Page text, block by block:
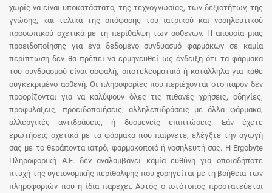
χωρίς να είναι υποκατάστατο, της τεχνογνωσίας, των δεξιοτήτων, της
γνώσης, και τελικά της απόφασης του ιατρικού και νοσηλευτικού
προσωπικού σχετικά με τη περίθαλψη των ασθενών. Η απουσία μιας
προειδοποίησης για ένα δεδομένο συνδυασμό φαρμάκων σε καμία
περίπτωση δεν θα πρέπει να ερμηνευθεί ως ένδειξη ότι τα φάρμακα
του συνδυασμού είναι ασφαλή, αποτελεσματικά ή κατάλληλα για κάθε
συγκεκριμένο ασθενή. Οι πληροφορίες που περιέχονται στο παρόν δεν
προορίζονται για να καλύψουν όλες τις πιθανές χρήσεις, οδηγίες,
προφυλάξεις, προειδοποιήσεις, αλληλεπιδράσεις με άλλα φάρμακα,
αλλεργικές αντιδράσεις, ή δυσμενείς επιπτώσεις. Εάν έχετε
ερωτήσεις σχετικά με τα φάρμακα που παίρνετε, ελέγξτε την αγωγή
σας με το θεράποντα ιατρό, φαρμακοποιό ή νοσηλευτή σας. Η Ergobyte
Πληροφορική Α.Ε. δεν αναλαμβάνει καμία ευθύνη για οποιαδήποτε
πτυχή της υγειονομικής περίθαλψης που χορηγείται με τη βοήθεια των
πληροφοριών που η ίδια παρέχει. Αυτός ο ιστότοπος προστατεύεται